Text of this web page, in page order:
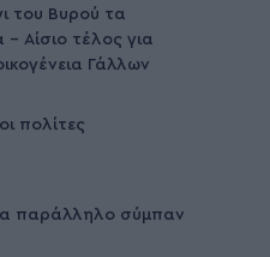
του Βυρού τα
Αίσιο τέλος για
Γάλλων
πολίτες
παράλληλο σύμπαν